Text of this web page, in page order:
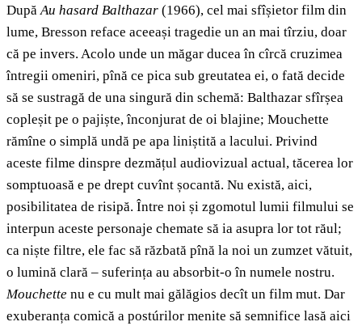
DupăAu hasard Balthazar (1966), cel mai sfîșietor film din
lume, Bresson reface aceeași tragedie un an mai tîrziu, doar
că pe invers. Acolo unde un măgar ducea în cîrcă cruzimea
întregii omeniri, pînă ce pica sub greutatea ei, o fată decide
să se sustragă de una singură din schemă: Balthazar sfîrșea
copleșit pe o pajiște, înconjurat de oi blajine; Mouchette
rămîne o simplă undă pe apa liniștită a lacului. Privind
aceste filme dinspre dezmățul audiovizual actual, tăcerea lor
somptuoasă e pe drept cuvînt șocantă. Nu există, aici,
posibilitatea de risipă. Între noi și zgomotul lumii filmului se
interpun aceste personaje chemate să ia asupra lor tot răul;
ca niște filtre, ele fac să răzbată pînă la noi un zumzet vătuit,
o lumină clară – suferința au absorbit-o în numele nostru.
Mouchette nu e cu mult mai gălăgios decît un film mut. Dar
exuberanța comică a postúrilor menite să semnifice lasă aici